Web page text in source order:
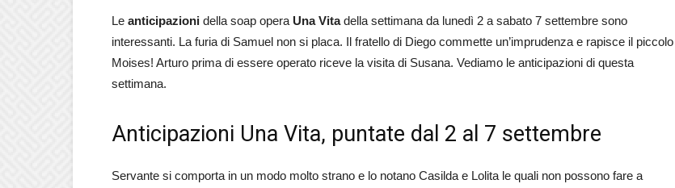
Le anticipazioni della soap opera Una Vitadella settimana da lunedì 2 a sabato 7 settembre sono
interessanti. La furia di Samuel non si placa. Il fratello di Diego commette un’imprudenza e rapisce il piccolo
Moises! Arturo prima di essere operato riceve la visita di Susana. Vediamo le anticipazioni di questa
settimana.
Anticipazioni Una Vita, puntate dal 2 al 7 settembre
Servante si comporta in un modo molto strano e lo notano Casilda e Lolita le quali non possono fare a